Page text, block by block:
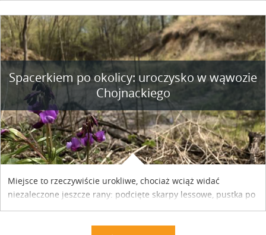
współpracy reklamowej z Hungary Vignette.
Spacerkiem po okolicy: uroczysko w wąwozie
Chojnackiego
Miejsce to rzeczywiście urokliwe, chociaż wciąż widać
niezaleczone jeszcze rany: podcięte skarpy lessowe, pustka po